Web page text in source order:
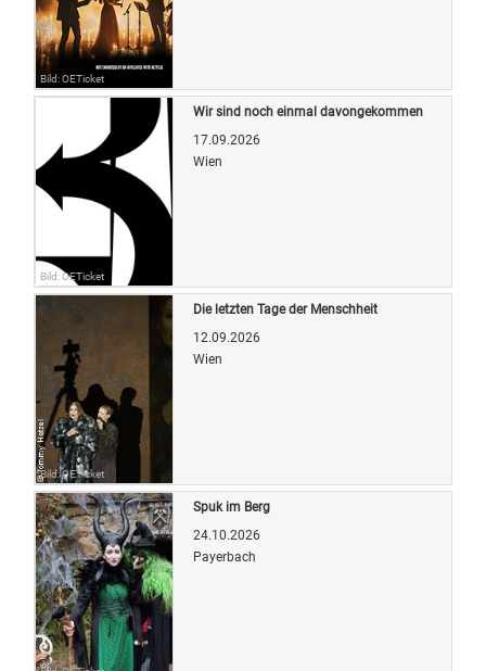
Bild: OETicket
Bild: OETicket
Wir sind noch einmal davongekommen
17.09.2026
Wien
Bild: OETicket
Die letzten Tage der Menschheit
12.09.2026
Wien
Spuk im Berg
24.10.2026
Payerbach